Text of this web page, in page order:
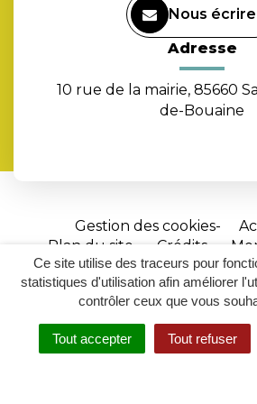
Ce site utilise des traceurs pour
statistiques d'utilisation afin améliorer
contrôler ceux que vous
Tout accepter Tout refuser
RECHERCHER
Nous écrire
Adresse
10 rue de la mairie, 85660
de-Bouaine
Gestion des cookies
Plan du site
Crédits
Site
réalisé
par
Inovagora